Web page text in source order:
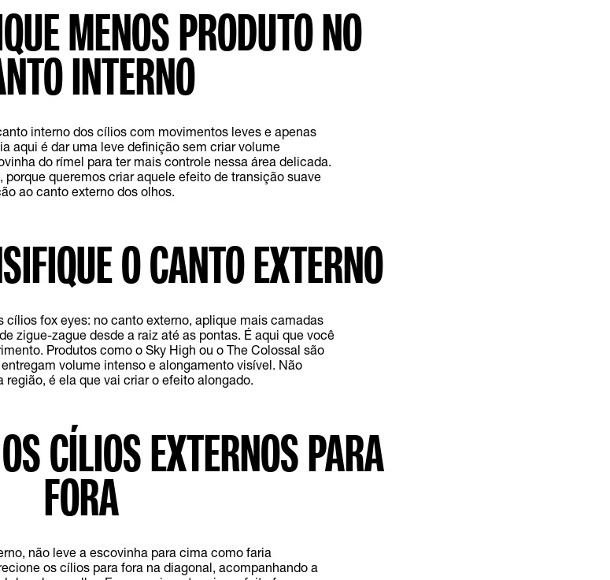
MENOS PRODUTO NO
INTERNO
interno dos cílios com movimentos leves e apenas
aqui é dar uma leve definição sem criar volume
do rímel para ter mais controle nessa área delicada.
porque queremos criar aquele efeito de transição suave
ao canto externo dos olhos.
O CANTO EXTERNO
cílios fox eyes: no canto externo, aplique mais camadas
zigue-zague desde a raiz até as pontas. É aqui que você
Produtos como o Sky High ou o The Colossal são
volume intenso e alongamento visível. Não
é ela que vai criar o efeito alongado.
CÍLIOS EXTERNOS PARA
FORA
não leve a escovinha para cima como faria
os cílios para fora na diagonal, acompanhando a